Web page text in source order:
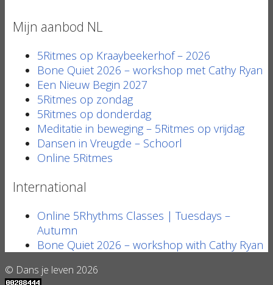
Mijn aanbod NL
5Ritmes op Kraaybeekerhof – 2026
Bone Quiet 2026 – workshop met Cathy Ryan
Een Nieuw Begin 2027
5Ritmes op zondag
5Ritmes op donderdag
Meditatie in beweging – 5Ritmes op vrijdag
Dansen in Vreugde – Schoorl
Online 5Ritmes
International
Online 5Rhythms Classes | Tuesdays –
Autumn
Bone Quiet 2026 – workshop with Cathy Ryan
© Dans je leven 2026